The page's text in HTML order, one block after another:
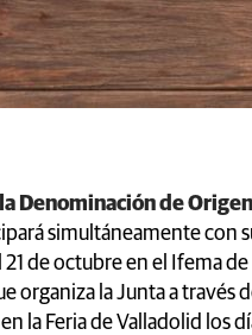
Denominación de
simultáneamente con
21 de octubre en el Ifema
organiza la Junta a
la Feria de Valladolid los